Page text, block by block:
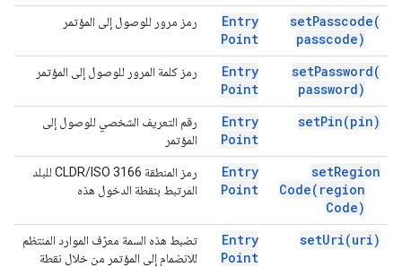
setPasscode(
passcode)
Entry
Point
رمز مرور للوصول إلى المؤتمر
setPassword(
password)
Entry
Point
رمز كلمة المرور للوصول إلى المؤتمر
setPin(pin)
Entry
Point
رقم التعريف الشخصي للوصول إلى
المؤتمر
setRegion
Code( region
Code)
Entry
Point
رمز المنطقة CLDR/ISO 3166 للبلد
المرتبط بنقطة الدخول هذه
setUri(uri)
Entry
Point
تضبط هذه السمة معرّف الموارد المنتظم
للانضمام إلى المؤتمر من خلال نقطة